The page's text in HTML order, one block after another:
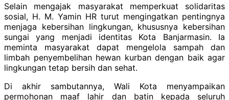
Selain mengajak masyarakat memperkuat solidaritas
sosial, H. M. Yamin HR turut mengingatkan pentingnya
menjaga kebersihan lingkungan, khususnya kebersihan
sungai yang menjadi identitas Kota Banjarmasin. Ia
meminta masyarakat dapat mengelola sampah dan
limbah penyembelihan hewan kurban dengan baik agar
lingkungan tetap bersih dan sehat.
Di akhir sambutannya, Wali Kota menyampaikan
permohonan maaf lahir dan batin kepada seluruh